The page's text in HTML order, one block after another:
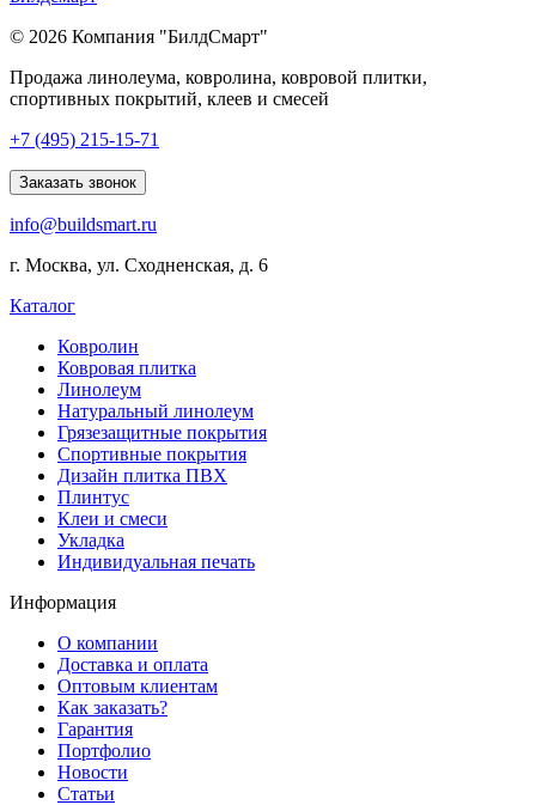
© 2026 Компания "БилдСмарт"
Продажа линолеума, ковролина, ковровой плитки,
спортивных покрытий, клеев и смесей
Explore
lists
best
online
offering
wide
range
games
features.
+7 (495) 215-15-71
Заказать звонок
info@buildsmart.ru
г. Москва, ул. Сходненская, д. 6
Каталог
Ковролин
Ковровая плитка
Линолеум
Натуральный линолеум
Грязезащитные покрытия
Спортивные покрытия
Дизайн плитка ПВХ
Плинтус
Клеи и смеси
Укладка
Индивидуальная печать
Информация
О компании
Доставка и оплата
Оптовым клиентам
Как заказать?
Гарантия
Портфолио
Новости
Статьи